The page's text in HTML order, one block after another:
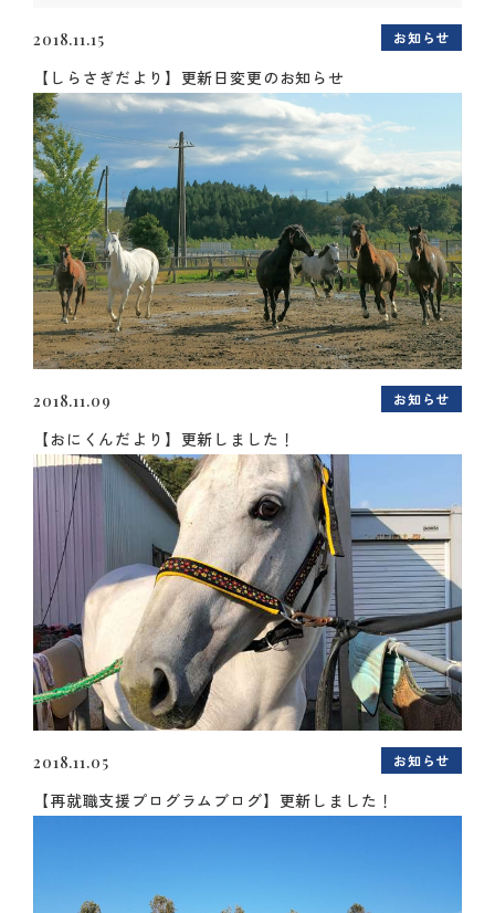
2018.11.15 お知らせ
【しらさぎだより】更新日変更のお知らせ
2018.11.09 お知らせ
【おにくんだより】更新しました！
2018.11.05 お知らせ
【再就職支援プログラムブログ】更新しました！